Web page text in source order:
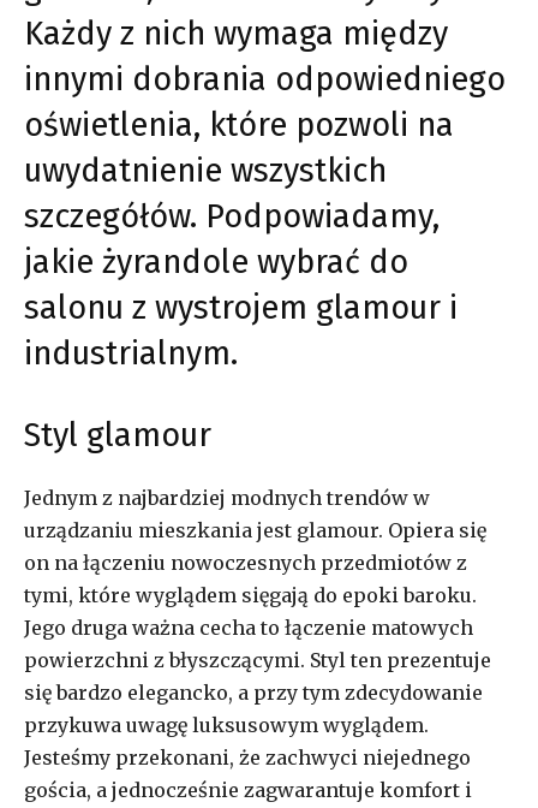
Każdy z nich wymaga między
innymi dobrania odpowiedniego
oświetlenia, które pozwoli na
uwydatnienie wszystkich
szczegółów. Podpowiadamy,
jakie żyrandole wybrać do
salonu z wystrojem glamour i
industrialnym.
Styl glamour
Jednym z najbardziej modnych trendów w
urządzaniu mieszkania jest glamour. Opiera się
on na łączeniu nowoczesnych przedmiotów z
tymi, które wyglądem sięgają do epoki baroku.
Jego druga ważna cecha to łączenie matowych
powierzchni z błyszczącymi. Styl ten prezentuje
się bardzo elegancko, a przy tym zdecydowanie
przykuwa uwagę luksusowym wyglądem.
Jesteśmy przekonani, że zachwyci niejednego
gościa, a jednocześnie zagwarantuje komfort i